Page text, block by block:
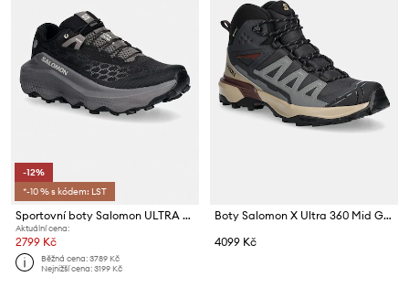
-12%
*-10 % s kódem: LST
Sportovní boty Salomon ULTRA GLIDE 4
Aktuální cena:
2799 Kč
Běžná cena:3789 Kč
Nejnižší cena:3199 Kč
Boty Salomon X Ultra 360 Mid GTX
4099 Kč